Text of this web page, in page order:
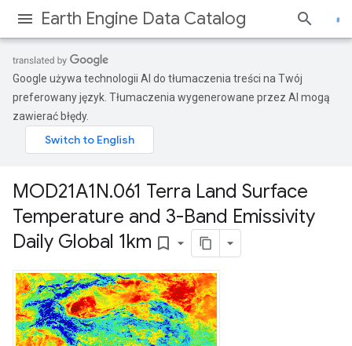
Earth Engine Data Catalog
Google używa technologii AI do tłumaczenia treści na Twój
preferowany język. Tłumaczenia wygenerowane przez AI mogą
zawierać błędy.
MOD21A1N.061 Terra Land Surface
Temperature and 3-Band Emissivity
Daily Global 1km bookmark_border